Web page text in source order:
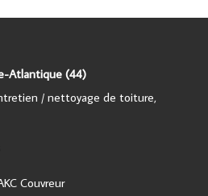
Atlantique (44)
/ nettoyage de toiture,
Couvreur